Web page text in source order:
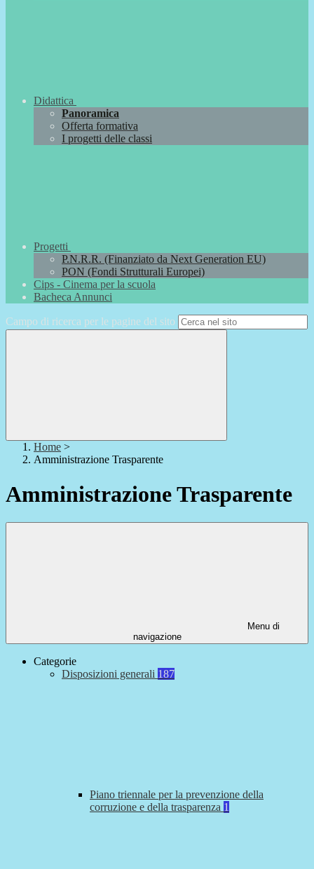
Didattica
Panoramica
Offerta formativa
I progetti delle classi
Progetti
P.N.R.R. (Finanziato da Next Generation EU)
PON (Fondi Strutturali Europei)
Cips - Cinema per la scuola
Bacheca Annunci
Campo di ricerca per le pagine del sito
Home >
Amministrazione Trasparente
Amministrazione Trasparente
Menu di
navigazione
Categorie
Disposizioni generali 187
Piano triennale per la prevenzione della
corruzione e della trasparenza 1